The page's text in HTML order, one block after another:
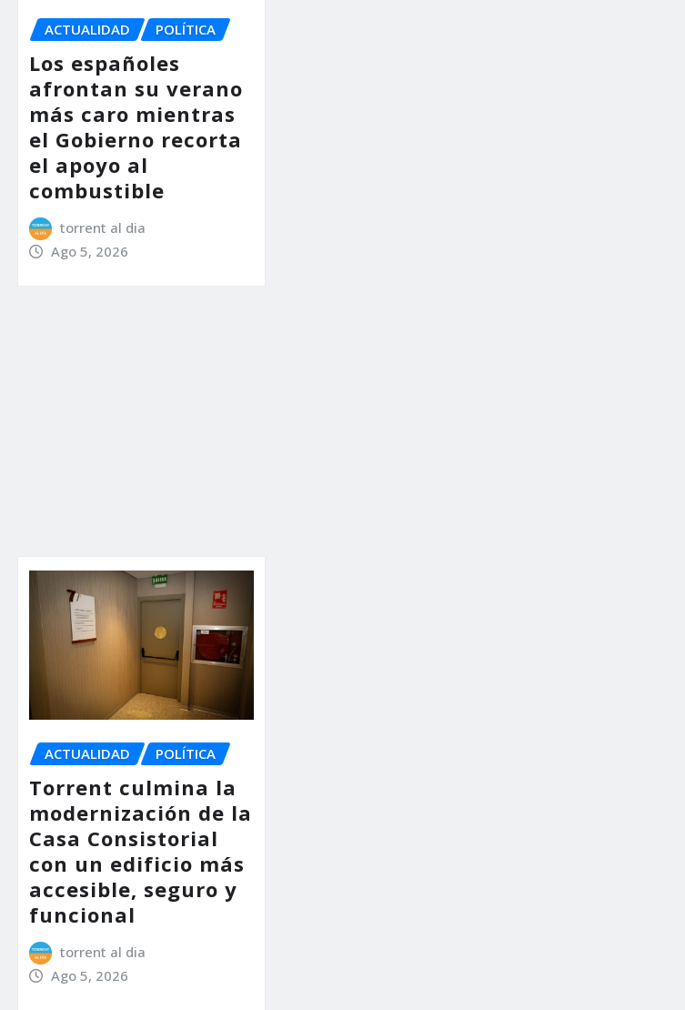
ACTUALIDAD POLÍTICA
Los españoles
afrontan su verano
más caro mientras
el Gobierno recorta
el apoyo al
combustible
torrent al dia
Ago 5, 2026
ACTUALIDAD POLÍTICA
Torrent culmina la
modernización de la
Casa Consistorial
con un edificio más
accesible, seguro y
funcional
torrent al dia
Ago 5, 2026